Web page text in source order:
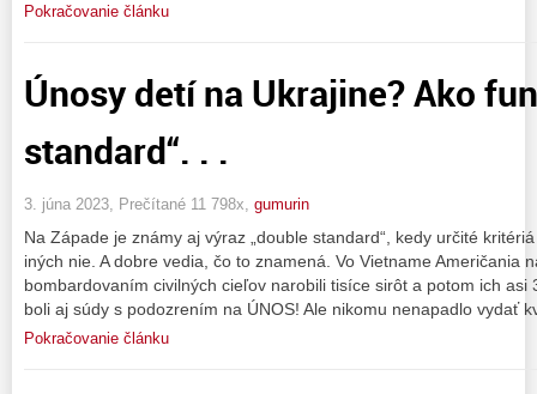
Pokračovanie článku
Únosy detí na Ukrajine? Ako
standard“. . .
3. júna 2023, Prečítané 11 798x, gumurin
Na Západe je známy aj výraz „double standard“, kedy určité
iných nie. A dobre vedia, čo to znamená. Vo Vietname Američania
bombardovaním civilných cieľov narobili tisíce sirôt a potom ich asi
boli aj súdy s podozrením na ÚNOS! Ale nikomu nenapadlo vydať
Pokračovanie článku